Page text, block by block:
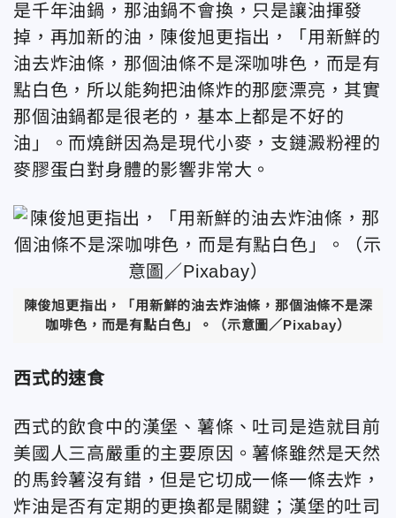
是千年油鍋，那油鍋不會換，只是讓油揮發
掉，再加新的油，陳俊旭更指出，「用新鮮的
油去炸油條，那個油條不是深咖啡色，而是有
點白色，所以能夠把油條炸的那麼漂亮，其實
那個油鍋都是很老的，基本上都是不好的
油」。而燒餅因為是現代小麥，支鏈澱粉裡的
麥膠蛋白對身體的影響非常大。
陳俊旭更指出，「用新鮮的油去炸油條，那個油條不是深
咖啡色，而是有點白色」。（示意圖／Pixabay）
西式的速食
西式的飲食中的漢堡、薯條、吐司是造就目前
美國人三高嚴重的主要原因。薯條雖然是天然
的馬鈴薯沒有錯，但是它切成一條一條去炸，
炸油是否有定期的更換都是關鍵；漢堡的吐司